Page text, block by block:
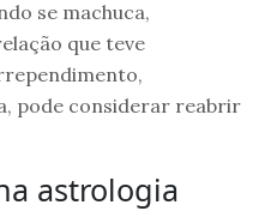
se machuca,
que teve
pode considerar reabrir
astrologia